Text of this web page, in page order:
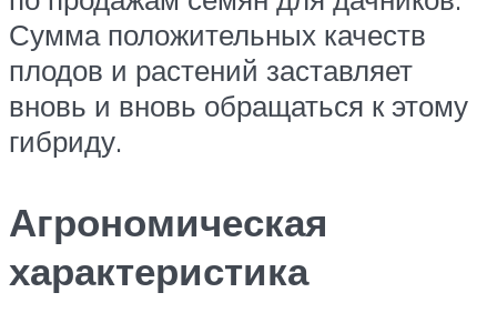
Сумма положительных качеств
плодов и растений заставляет
вновь и вновь обращаться к этому
гибриду.
Агрономическая
характеристика